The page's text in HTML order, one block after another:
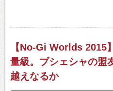
【No-Gi Worlds 2015
量級。ブシェシャの盟
越えなるか